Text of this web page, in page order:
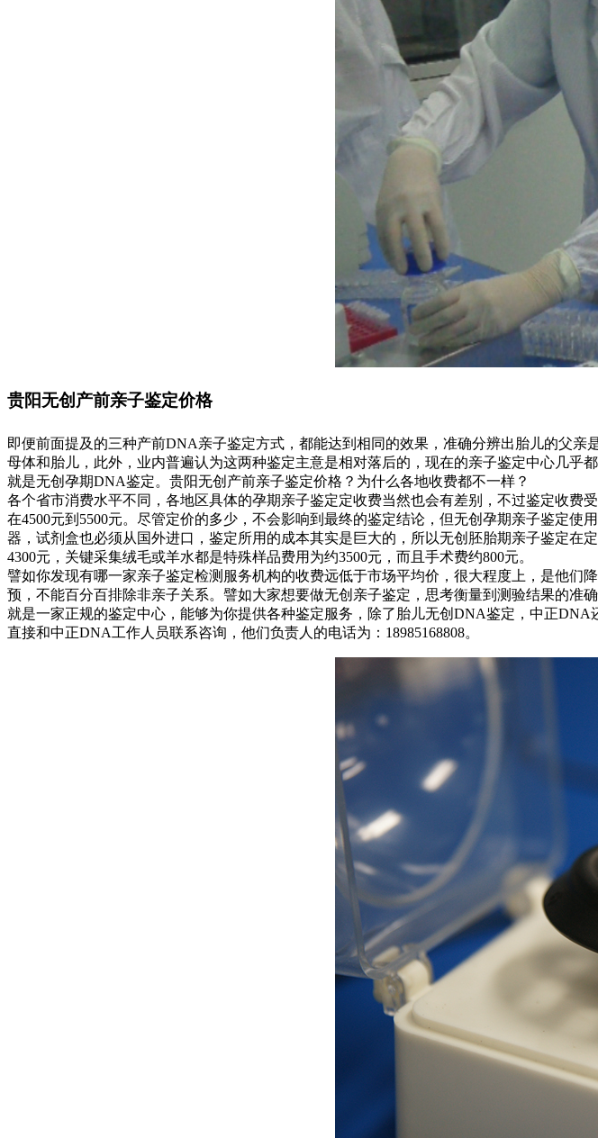
贵阳无创产前亲子鉴定价格
即便前面提及的三种产前DNA亲子鉴定方式，都能达到相同的效果，准确分辨出胎儿的父
母体和胎儿，此外，业内普遍认为这两种鉴定主意是相对落后的，现在的亲子鉴定中心几
就是无创孕期DNA鉴定。贵阳无创产前亲子鉴定价格？为什么各地收费都不一样？
各个省市消费水平不同，各地区具体的孕期亲子鉴定定收费当然也会有差别，不过鉴定收
在4500元到5500元。尽管定价的多少，不会影响到最终的鉴定结论，但无创孕期亲子鉴定
器，试剂盒也必须从国外进口，鉴定所用的成本其实是巨大的，所以无创胚胎期亲子鉴定
4300元，关键采集绒毛或羊水都是特殊样品费用为约3500元，而且手术费约800元。
譬如你发现有哪一家亲子鉴定检测服务机构的收费远低于市场平均价，很大程度上，是他
预，不能百分百排除非亲子关系。譬如大家想要做无创亲子鉴定，思考衡量到测验结果的
就是一家正规的鉴定中心，能够为你提供各种鉴定服务，除了胎儿无创DNA鉴定，中正
直接和中正DNA工作人员联系咨询，他们负责人的电话为：18985168808。